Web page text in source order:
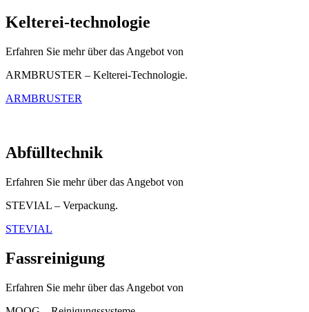
Kelterei-technologie
Erfahren Sie mehr über das Angebot von
ARMBRUSTER – Kelterei-Technologie.
ARMBRUSTER
Abfülltechnik
Erfahren Sie mehr über das Angebot von
STEVIAL – Verpackung.
STEVIAL
Fassreinigung
Erfahren Sie mehr über das Angebot von